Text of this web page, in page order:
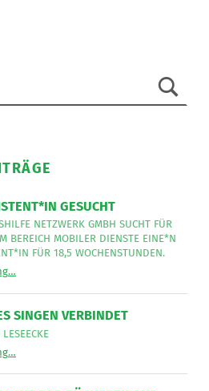
GESUCHT
NETZWERK GMBH SUCHT FÜR
BEREICH MOBILER DIENSTE EINE*N
FÜR 18,5 WOCHENSTUNDEN.
Die
Lebenshilfe
GmbH
für
die
Mitarbeit
im
…
SINGEN VERBINDET
Neues
der
…